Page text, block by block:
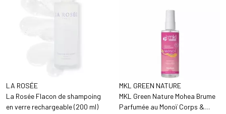
LA ROSÉE
La Rosée Flacon de shampoing
en verre rechargeable (200 ml)
MKL GREEN NATURE
MKL Green Nature Mohea Brume
Parfumée au Monoï Corps &